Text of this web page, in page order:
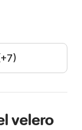
media
Descubre la
o bien
en
velero